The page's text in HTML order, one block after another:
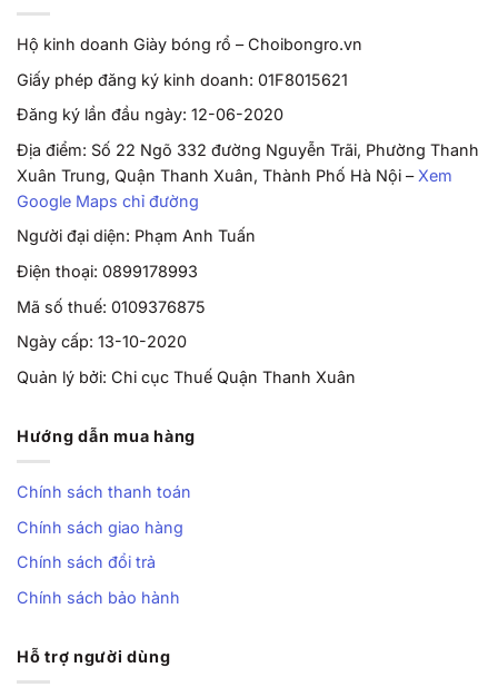
Hộ kinh doanh Giày bóng rổ – Choibongro.vn
Giấy phép đăng ký kinh doanh: 01F8015621
Đăng ký lần đầu ngày: 12-06-2020
Địa điểm: Số 22 Ngõ 332 đường Nguyễn Trãi, Phường Thanh
Xuân Trung, Quận Thanh Xuân, Thành Phố Hà Nội – Xem
Google Maps chỉ đường
Người đại diện: Phạm Anh Tuấn
Điện thoại: 0899178993
Mã số thuế: 0109376875
Ngày cấp: 13-10-2020
Quản lý bởi: Chi cục Thuế Quận Thanh Xuân
Hướng dẫn mua hàng
Chính sách thanh toán
Chính sách giao hàng
Chính sách đổi trả
Chính sách bảo hành
Hỗ trợ người dùng